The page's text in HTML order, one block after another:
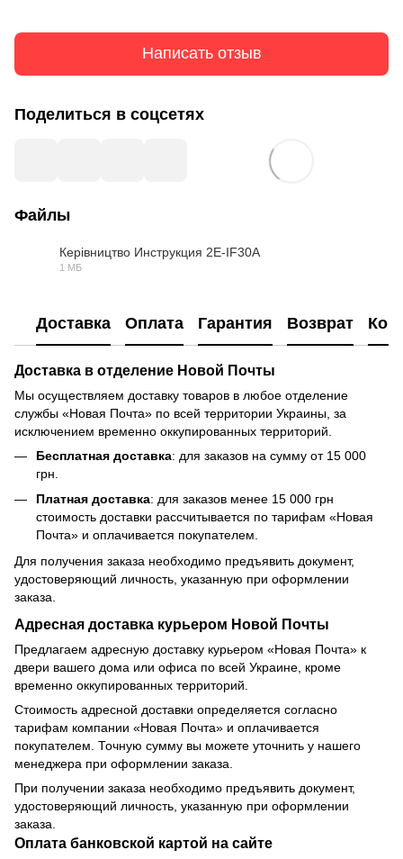
Написать отзыв
Поделиться в соцсетях
Файлы
Керівництво Инструкция 2E-IF30A
1 МБ
Доставка Оплата Гарантия Возврат
Доставка в отделение Новой Почты
Мы осуществляем доставку товаров в любое отделение
службы «Новая Почта» по всей территории Украины, за
исключением временно оккупированных территорий.
Бесплатная доставка: для заказов на сумму от 15 000
грн.
Платная доставка: для заказов менее 15 000 грн
стоимость доставки рассчитывается по тарифам «Новая
Почта» и оплачивается покупателем.
Для получения заказа необходимо предъявить документ,
удостоверяющий личность, указанную при оформлении
заказа.
Адресная доставка курьером Новой Почты
Предлагаем адресную доставку курьером «Новая Почта» к
двери вашего дома или офиса по всей Украине, кроме
временно оккупированных территорий.
Стоимость адресной доставки определяется согласно
тарифам компании «Новая Почта» и оплачивается
покупателем. Точную сумму вы можете уточнить у нашего
менеджера при оформлении заказа.
При получении заказа необходимо предъявить документ,
удостоверяющий личность, указанную при оформлении
заказа.
Оплата банковской картой на сайте